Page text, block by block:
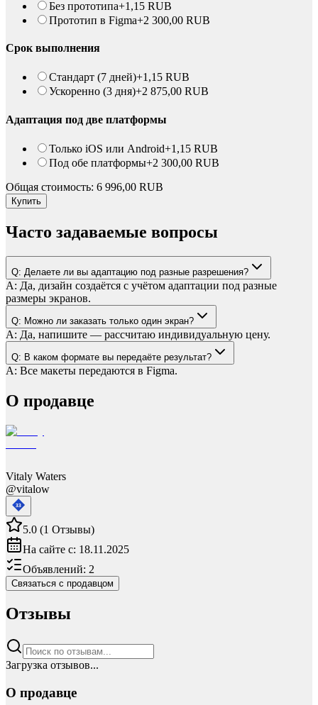
Без прототипа+1,15 RUB
Прототип в Figma+2 300,00 RUB
Срок выполнения
Стандарт (7 дней)+1,15 RUB
Ускоренно (3 дня)+2 875,00 RUB
Адаптация под две платформы
Только iOS или Android+1,15 RUB
Под обе платформы+2 300,00 RUB
Общая стоимость: 6 996,00 RUB
Купить
Часто задаваемые вопросы
Q: Делаете ли вы адаптацию под разные разрешения?
A: Да, дизайн создаётся с учётом адаптации под разные
размеры экранов.
Q: Можно ли заказать только один экран?
A: Да, напишите — рассчитаю индивидуальную цену.
Q: В каком формате вы передаёте результат?
A: Все макеты передаются в Figma.
О продавце
Vitaly Waters
@vitalow
33
5.0 (1 Отзывы)
На сайте с: 18.11.2025
Объявлений: 2
Связаться с продавцом
Отзывы
Загрузка отзывов...
О продавце